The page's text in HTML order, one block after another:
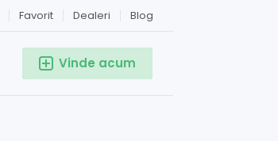
Blog
Dealeri
Favorit
Vinde acum